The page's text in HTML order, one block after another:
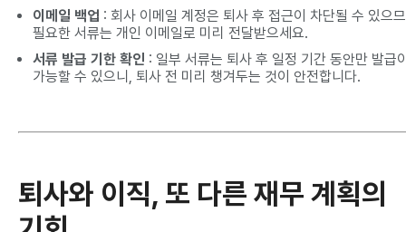
이메일 백업 : 회사 이메일 계정은 퇴사 후 접근이 차단될 수 있으
필요한 서류는 개인 이메일로 미리 전달받으세요.
서류 발급 기한 확인 : 일부 서류는 퇴사 후 일정 기간 동안만 발급
가능할 수 있으니, 퇴사 전 미리 챙겨두는 것이 안전합니다.
퇴사와 이직, 또 다른 재무 계획의